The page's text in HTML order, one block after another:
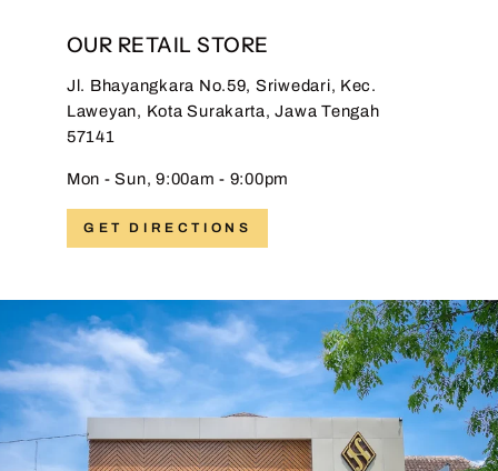
OUR RETAIL STORE
Jl. Bhayangkara No.59, Sriwedari, Kec.
Laweyan, Kota Surakarta, Jawa Tengah
57141
Mon - Sun, 9:00am - 9:00pm
GET DIRECTIONS